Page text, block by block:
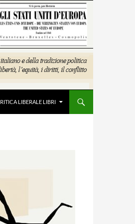
LIBERALE LIBRI